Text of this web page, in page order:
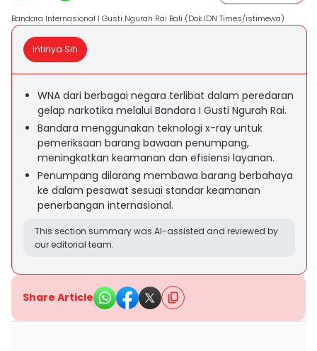
Bandara Internasional I Gusti Ngurah Rai Bali (Dok.IDN Times/istimewa)
Intinya Sih
WNA dari berbagai negara terlibat dalam peredaran
gelap narkotika melalui Bandara I Gusti Ngurah Rai.
Bandara menggunakan teknologi x-ray untuk
pemeriksaan barang bawaan penumpang,
meningkatkan keamanan dan efisiensi layanan.
Penumpang dilarang membawa barang berbahaya
ke dalam pesawat sesuai standar keamanan
penerbangan internasional.
This section summary was AI-assisted and reviewed by
our editorial team.
Share Article